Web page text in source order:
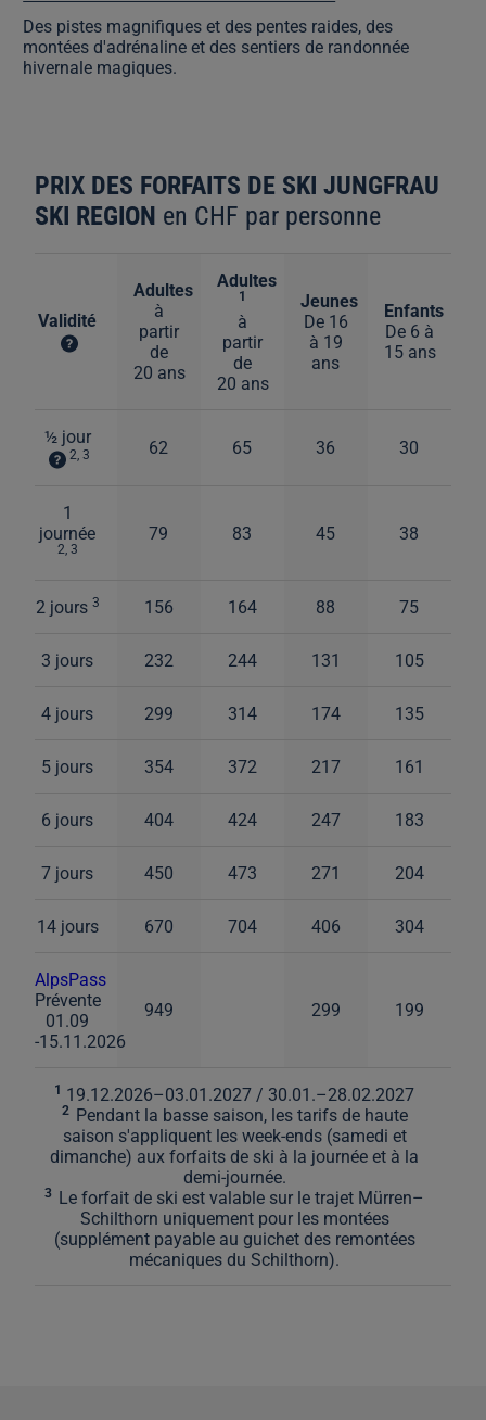
Des pistes magnifiques et des pentes raides, des
montées d'adrénaline et des sentiers de randonnée
hivernale magiques.
PRIX DES FORFAITS DE SKI JUNGFRAU
SKI REGION en CHF par personne
Validité
Adultes
à
partir
de
20 ans
Adultes
1
à
partir
de
20 ans
Jeunes
De 16
à 19
ans
Enfants
De 6 à
15 ans
½ jour
2, 3 62 65 36 30
1
journée
2, 3
79 83 45 38
2 jours 3 156 164 88 75
3 jours 232 244 131 105
4 jours 299 314 174 135
5 jours 354 372 217 161
6 jours 404 424 247 183
7 jours 450 473 271 204
14 jours 670 704 406 304
AlpsPass
Prévente
01.09
-15.11.2026
949 299 199
1 19.12.2026–03.01.2027 / 30.01.–28.02.2027
2 Pendant la basse saison, les tarifs de haute
saison s'appliquent les week-ends (samedi et
dimanche) aux forfaits de ski à la journée et à la
demi-journée.
3 Le forfait de ski est valable sur le trajet Mürren–
Schilthorn uniquement pour les montées
(supplément payable au guichet des remontées
mécaniques du Schilthorn).